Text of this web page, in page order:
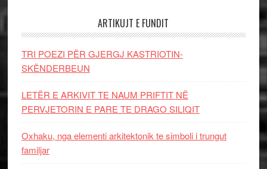
ARTIKUJT E FUNDIT
TRI POEZI PËR GJERGJ KASTRIOTIN-
SKËNDERBEUN
LETËR E ARKIVIT TE NAUM PRIFTIT NË
PERVJETORIN E PARE TE DRAGO SILIQIT
Oxhaku, nga elementi arkitektonik te simboli i trungut
familjar